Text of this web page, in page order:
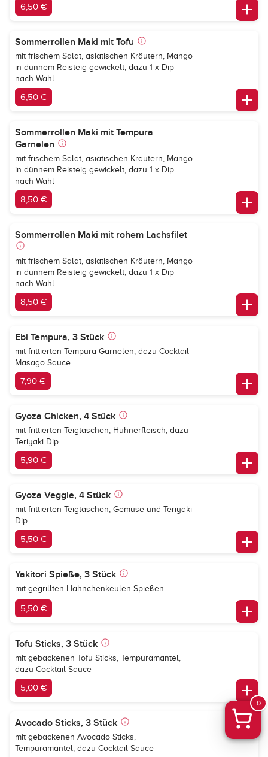
6,50 €
Sommerrollen Maki mit Tofu
mit frischem Salat, asiatischen Kräutern, Mango
in dünnem Reisteig gewickelt, dazu 1 x Dip
nach Wahl
6,50 €
Sommerrollen Maki mit Tempura
Garnelen
mit frischem Salat, asiatischen Kräutern, Mango
in dünnem Reisteig gewickelt, dazu 1 x Dip
nach Wahl
8,50 €
Sommerrollen Maki mit rohem Lachsfilet
mit frischem Salat, asiatischen Kräutern, Mango
in dünnem Reisteig gewickelt, dazu 1 x Dip
nach Wahl
8,50 €
Ebi Tempura, 3 Stück
mit frittierten Tempura Garnelen, dazu Cocktail-
Masago Sauce
7,90 €
Gyoza Chicken, 4 Stück
mit frittierten Teigtaschen, Hühnerfleisch, dazu
Teriyaki Dip
5,90 €
Gyoza Veggie, 4 Stück
mit frittierten Teigtaschen, Gemüse und Teriyaki
Dip
5,50 €
Yakitori Spieße, 3 Stück
mit gegrillten Hähnchenkeulen Spießen
5,50 €
Tofu Sticks, 3 Stück
mit gebackenen Tofu Sticks, Tempuramantel,
dazu Cocktail Sauce
5,00 €
Avocado Sticks, 3 Stück
mit gebackenen Avocado Sticks,
Tempuramantel, dazu Cocktail Sauce
0